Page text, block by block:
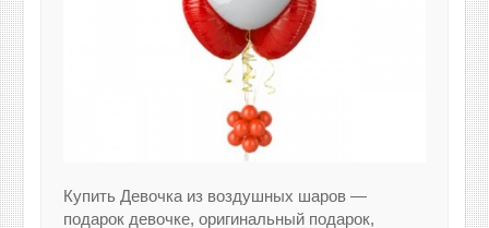
Купить Девочка из воздушных шаров —
подарок девочке, оригинальный подарок,